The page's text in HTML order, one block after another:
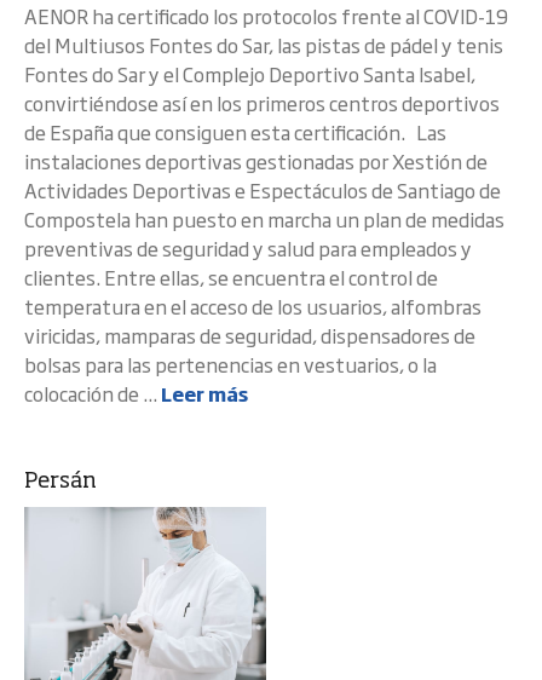
AENOR ha certificado los protocolos frente al COVID-19
del Multiusos Fontes do Sar, las pistas de pádel y tenis
Fontes do Sar y el Complejo Deportivo Santa Isabel,
convirtiéndose así en los primeros centros deportivos
de España que consiguen esta certificación. Las
instalaciones deportivas gestionadas por Xestión de
Actividades Deportivas e Espectáculos de Santiago de
Compostela han puesto en marcha un plan de medidas
preventivas de seguridad y salud para empleados y
clientes. Entre ellas, se encuentra el control de
temperatura en el acceso de los usuarios, alfombras
viricidas, mamparas de seguridad, dispensadores de
bolsas para las pertenencias en vestuarios, o la
colocación de ... Leer más
Persán